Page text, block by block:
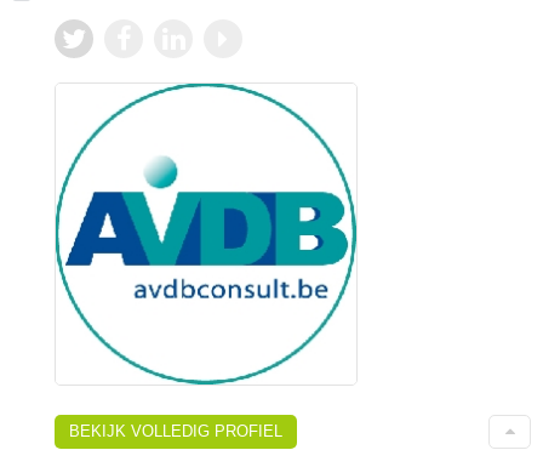
BEKIJK VOLLEDIG PROFIEL